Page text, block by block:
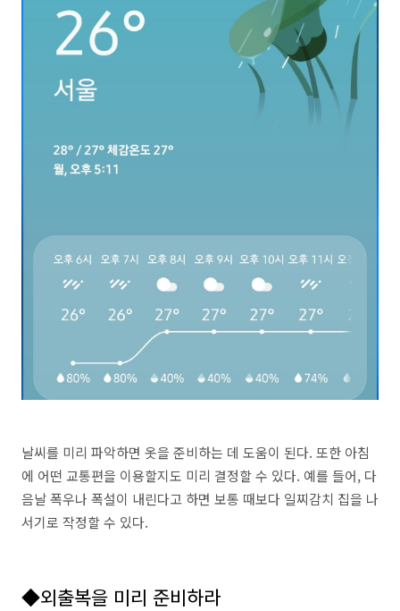
날씨를 미리 파악하면 옷을 준비하는 데 도움이 된다. 또한 아침
에 어떤 교통편을 이용할지도 미리 결정할 수 있다. 예를 들어, 다
음날 폭우나 폭설이 내린다고 하면 보통 때보다 일찌감치 집을 나
서기로 작정할 수 있다.
◆외출복을 미리 준비하라